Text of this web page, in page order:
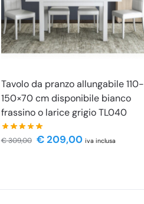
Tavolo da pranzo allungabile 110-
150×70 cm disponibile bianco
frassino o larice grigio TL040
€309,00 €209,00 iva inclusa